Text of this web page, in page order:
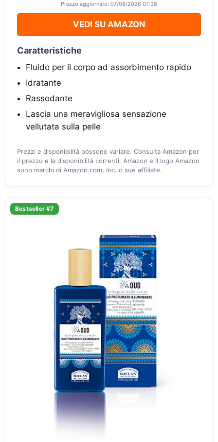
Prezzo aggiornato: 07/08/2026 07:38
VEDI SU AMAZON
Caratteristiche
Fluido per il corpo ad assorbimento rapido
Idratante
Rassodante
Lascia una meravigliosa sensazione
vellutata sulla pelle
Prezzi e disponibilità possono variare. Consulta Amazon per
il prezzo e la disponibilità correnti. Amazon e il logo Amazon
sono marchi di Amazon.com, Inc. o sue affiliate.
Bestseller #7